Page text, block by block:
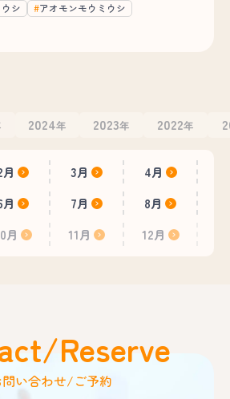
シ
アオモンモウミウシ
2024年 2023年 2022年
月 3月
4月
月 7月
8月
月 11月 12月
Reserve
問い合わせ/ご予約